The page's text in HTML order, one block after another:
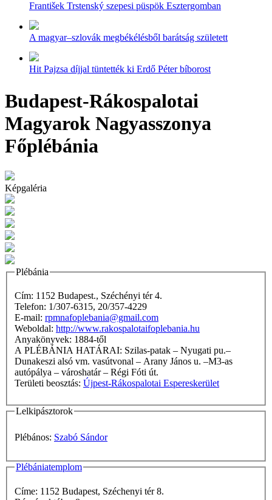
František Trstenský szepesi püspök Esztergomban
A magyar–szlovák megbékélésből barátság született
Hit Pajzsa díjjal tüntették ki Erdő Péter bíborost
Budapest-Rákospalotai
Magyarok Nagyasszonya
Főplébánia
Képgaléria
Plébánia
Cím: 1152 Budapest., Széchényi tér 4.
Telefon: 1/307-6315, 20/357-4229
E-mail: rpmnafoplebania@gmail.com
Weboldal: http://www.rakospalotaifoplebania.hu
Anyakönyvek: 1884-től
A PLÉBÁNIA HATÁRAI: Szilas-patak – Nyugati pu.–
Dunakeszi alsó vm. vasútvonal – Arany János u. –M3-as
autópálya – városhatár – Régi Fóti út.
Területi beosztás: Újpest-Rákospalotai Espereskerület
Lelkipásztorok
Plébános: Szabó Sándor
Plébániatemplom
Címe: 1152 Budapest, Széchenyi tér 8.